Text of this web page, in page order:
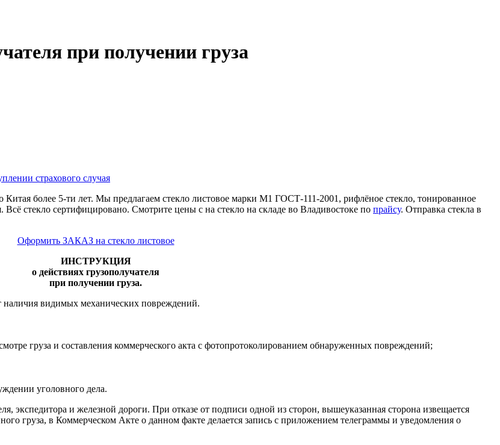
при получении груза
страхового случая
более 5-ти лет. Мы предлагаем стекло листовое марки М1 ГОСТ-111-2001, рифлёное стекло, тонированное
Всё стекло сертифицировано. Смотрите цены с на стекло на складе во Владивостоке по прайсу. Отправка стекла в
Оформить ЗАКАЗ на стекло листовое
ИНСТРУКЦИЯ
о действиях грузополучателя
при получении груза.
наличия видимых механических повреждений.
груза и составления коммерческого акта с фотопротоколированием обнаруженных повреждений;
уголовного дела.
экспедитора и железной дороги. При отказе от подписи одной из сторон, вышеуказанная сторона извещается
груза, в Коммерческом Акте о данном факте делается запись с приложением телеграммы и уведомления о